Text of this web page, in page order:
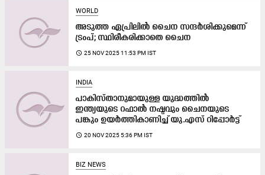
WORLD
അടുത്ത ഏപ്രിലിൽ ചൈന സന്ദർശിക്കുമെന്ന്
ട്രംപ്; സ്ഥിരീകരിക്കാതെ ചൈന
access_time 25 NOV 2025 11:53 PM IST
INDIA
പാകിസ്താനുമായുള്ള യുദ്ധത്തിൽ
ഇന്ത്യയുടെ റഫാൽ നഷ്ടവും ചൈനയുടെ
പങ്കും ഉയർത്തികാണിച്ച് യു.എസ് റിപ്പോർട്ട്
access_time 20 NOV 2025 5:36 PM IST
BIZ NEWS